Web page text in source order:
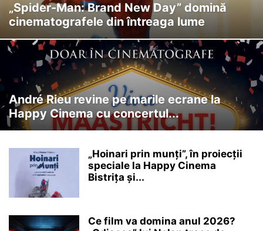
„Spider-Man: Brand New Day” domină
cinematografele din întreaga lume
André Rieu revine pe marile ecrane la
Happy Cinema cu concertul...
„Hoinari prin munți”, în proiecții
speciale la Happy Cinema
Bistrița și...
Ce film va domina anul 2026?